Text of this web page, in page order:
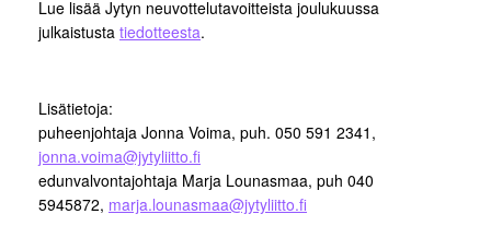
Lue lisää Jytyn neuvottelutavoitteista joulukuussa
julkaistusta tiedotteesta.
Lisätietoja:
puheenjohtaja Jonna Voima, puh. 050 591 2341,
jonna.voima@jytyliitto.fi
edunvalvontajohtaja Marja Lounasmaa, puh 040
5945872, marja.lounasmaa@jytyliitto.fi